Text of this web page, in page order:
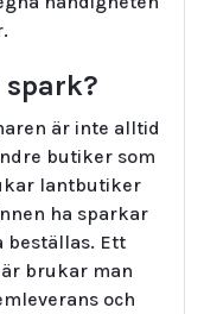
spark?
är inte alltid
butiker som
lantbutiker
ha sparkar
beställas. Ett
brukar man
och